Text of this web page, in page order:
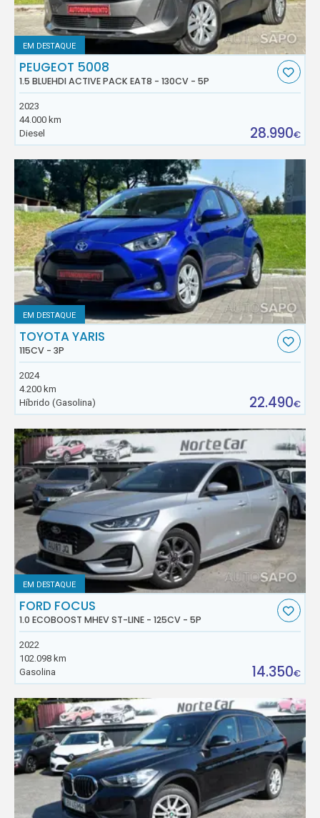
EM DESTAQUE
PEUGEOT 5008
1.5 BLUEHDI ACTIVE PACK EAT8 - 130CV - 5P
2023
44.000 km
Diesel
28.990€
EM DESTAQUE
TOYOTA YARIS
115CV - 3P
2024
4.200 km
Híbrido (Gasolina)
22.490€
EM DESTAQUE
FORD FOCUS
1.0 ECOBOOST MHEV ST-LINE - 125CV - 5P
2022
102.098 km
Gasolina
14.350€